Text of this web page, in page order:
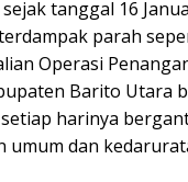
tanggal 16
parah
Operasi
Barito Utara
harinya
umum dan